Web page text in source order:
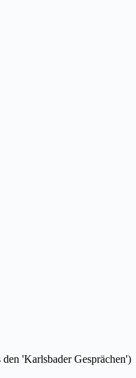
'Karlsbader Gesprächen')